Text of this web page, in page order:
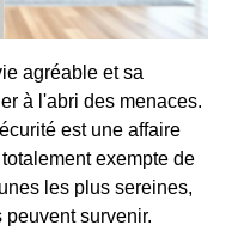
agréable et sa
à l'abri des menaces.
est une affaire
exempte de
les plus sereines,
peuvent survenir.